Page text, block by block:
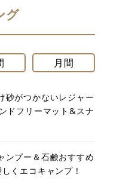
グ
月間
砂がつかないレジャー
ドフリーマット&スナ
ンプー＆石鹸おすすめ
くエコキャンプ！